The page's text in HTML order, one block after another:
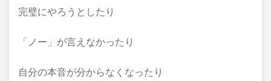
完璧にやろうとしたり
「ノー」が言えなかったり
自分の本音が分からなくなったり